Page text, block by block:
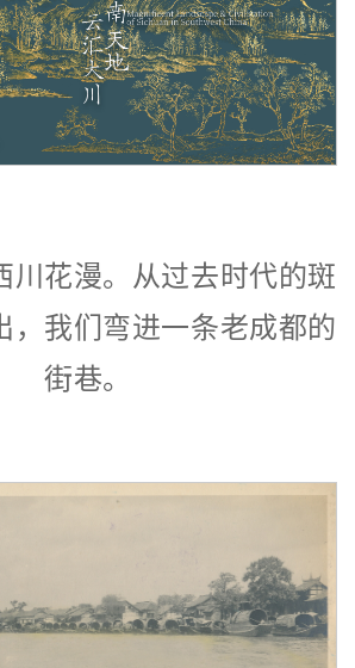
川花漫。从过去时代的斑
，我们弯进一条老成都的
街巷。